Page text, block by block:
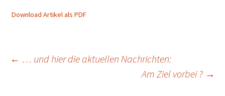
Download Artikel als PDF
Beitragsnavigation
← … und hier die aktuellen Nachrichten:
Am Ziel vorbei ? →